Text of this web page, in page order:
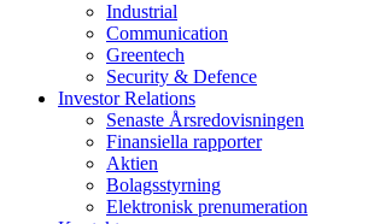
Industrial
Communication
Greentech
Security & Defence
Investor Relations
Senaste Årsredovisningen
Finansiella rapporter
Aktien
Bolagsstyrning
Elektronisk prenumeration